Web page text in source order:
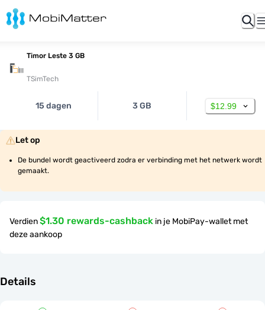
Timor Leste 3 GB
TSimTech
15 dagen 3 GB $12.99
Let op
De bundel wordt geactiveerd zodra er verbinding met het netwerk wordt
gemaakt.
Verdien$1.30 rewards-cashback in je MobiPay-wallet met
deze aankoop
Details